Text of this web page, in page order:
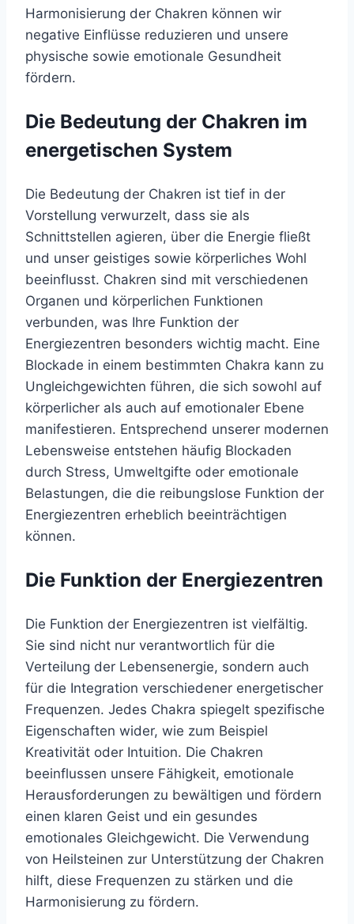
Harmonisierung der Chakren können wir
negative Einflüsse reduzieren und unsere
physische sowie emotionale Gesundheit
fördern.
Die Bedeutung der Chakren im
energetischen System
Die Bedeutung der Chakren ist tief in der
Vorstellung verwurzelt, dass sie als
Schnittstellen agieren, über die Energie fließt
und unser geistiges sowie körperliches Wohl
beeinflusst. Chakren sind mit verschiedenen
Organen und körperlichen Funktionen
verbunden, was Ihre Funktion der
Energiezentren besonders wichtig macht. Eine
Blockade in einem bestimmten Chakra kann zu
Ungleichgewichten führen, die sich sowohl auf
körperlicher als auch auf emotionaler Ebene
manifestieren. Entsprechend unserer modernen
Lebensweise entstehen häufig Blockaden
durch Stress, Umweltgifte oder emotionale
Belastungen, die die reibungslose Funktion der
Energiezentren erheblich beeinträchtigen
können.
Die Funktion der Energiezentren
Die Funktion der Energiezentren ist vielfältig.
Sie sind nicht nur verantwortlich für die
Verteilung der Lebensenergie, sondern auch
für die Integration verschiedener energetischer
Frequenzen. Jedes Chakra spiegelt spezifische
Eigenschaften wider, wie zum Beispiel
Kreativität oder Intuition. Die Chakren
beeinflussen unsere Fähigkeit, emotionale
Herausforderungen zu bewältigen und fördern
einen klaren Geist und ein gesundes
emotionales Gleichgewicht. Die Verwendung
von Heilsteinen zur Unterstützung der Chakren
hilft, diese Frequenzen zu stärken und die
Harmonisierung zu fördern.